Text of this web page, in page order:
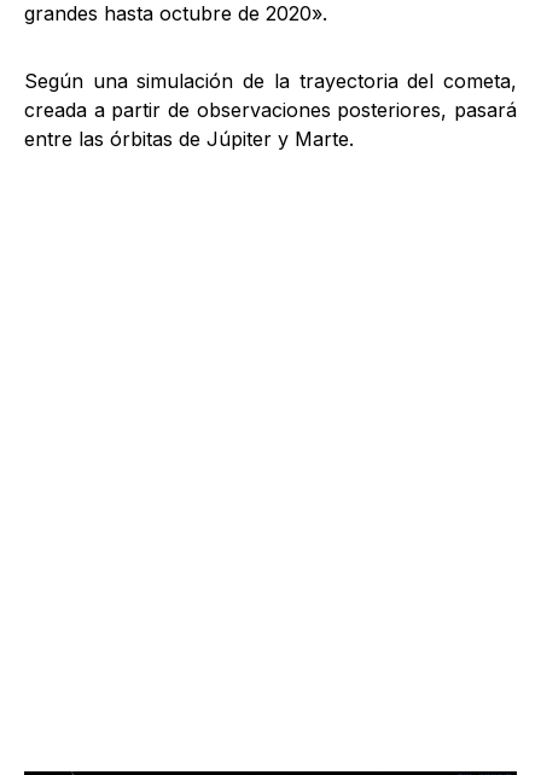
grandes hasta octubre de 2020».
Según una simulación de la trayectoria del cometa,
creada a partir de observaciones posteriores, pasará
entre las órbitas de Júpiter y Marte.